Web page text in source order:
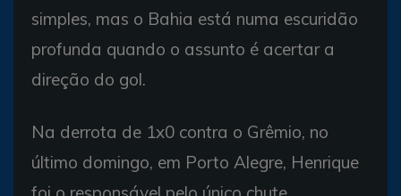
simples, mas o Bahia está numa escuridão
profunda quando o assunto é acertar a
direção do gol.
Na derrota de 1x0 contra o Grêmio, no
último domingo, em Porto Alegre, Henrique